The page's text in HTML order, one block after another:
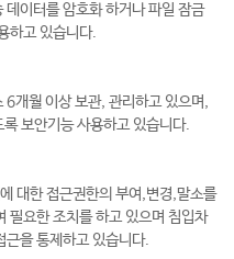
데이터를 암호화 하거나 파일 잠금
하고 있습니다.
6개월 이상 보관, 관리하고 있으며,
보안기능 사용하고 있습니다.
대한 접근권한의 부여,변경,말소를
필요한 조치를 하고 있으며 침입차
근을 통제하고 있습니다.